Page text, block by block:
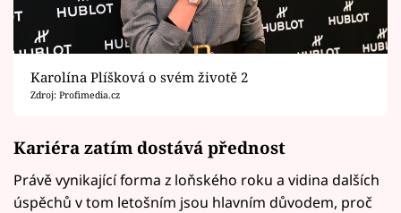
Karolína Plíšková o svém životě 2
Zdroj: Profimedia.cz
Kariéra zatím dostává přednost
Právě vynikající forma z loňského roku a vidina dalších
úspěchů v tom letošním jsou hlavním důvodem, proč